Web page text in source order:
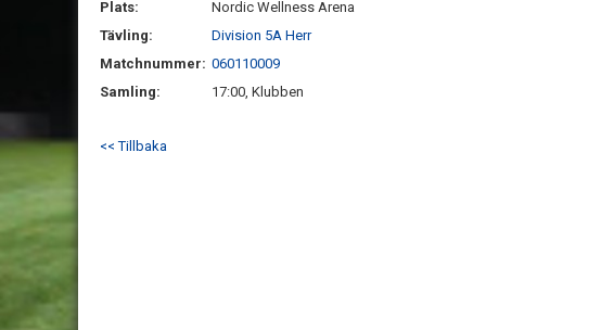
Plats:
Nordic Wellness Arena
Tävling:
Division 5A Herr
Matchnummer: 060110009
Samling:
17:00, Klubben
<< Tillbaka